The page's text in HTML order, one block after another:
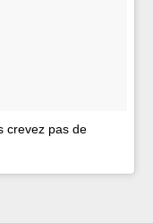
crevez pas de